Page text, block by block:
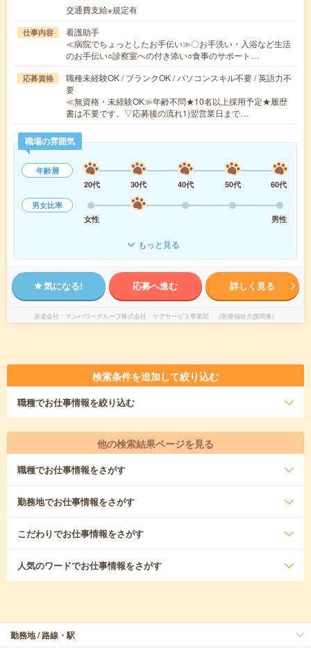
交通費支給※規定有
仕事内容
看護助手
≪病院でちょっとしたお手伝い≫〇お手洗い・入浴など生活
のお手伝い○診察室への付き添い○食事のサポート…
応募資格
職種未経験OK / ブランクOK / パソコンスキル不要 / 英語力不
要
≪無資格・未経験OK≫年齢不問★10名以上採用予定★履歴
書は不要です。▽応募後の流れ1)翌営業日まで…
職場の雰囲気
年齢層
20代
30代 40代 50代
60代
男女比率
女性
男性
もっと見る
気になる! 応募へ進む 詳しく見る
派遣会社 マンパワーグループ株式会社 ケアサービス事業部 （医療福祉介護関連）
検索条件を追加して絞り込む
職種でお仕事情報を絞り込む
他の検索結果ページを見る
職種でお仕事情報をさがす
勤務地でお仕事情報をさがす
こだわりでお仕事情報をさがす
人気のワードでお仕事情報をさがす
勤務地 / 路線・駅